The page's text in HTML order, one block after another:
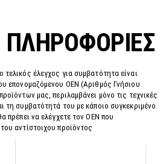
ΠΛΗΡΟΦΟΡΊΕΣ
έλεγχος για συμβατότητα είναι
επονομαζόμενου OEN (Αριθμός Γνήσιου
μας, περιλαμβάνει μόνο τις τεχνικές
τη συμβατότητά του με κάποιο συγκεκριμένο
πρέπει να ελέγχετε τον OEN που
αντίστοιχου προϊόντος